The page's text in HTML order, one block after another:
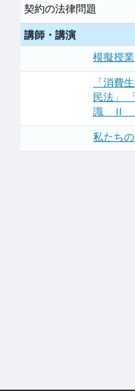
契約の法律問題
講師・講演
模擬授業
「消費
民法」
識 Ⅱ 民
私たち